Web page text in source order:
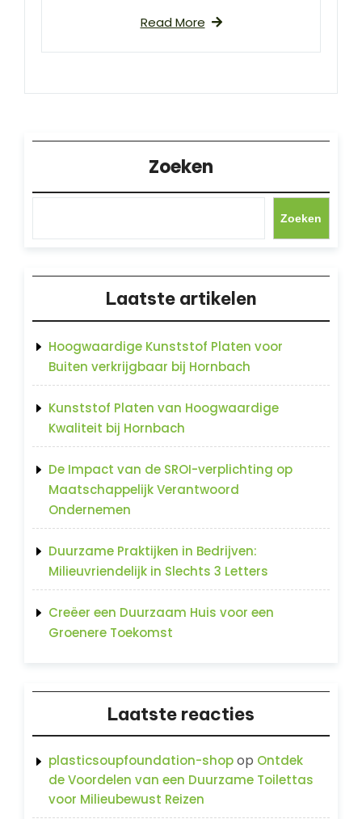
Read More
Zoeken
Zoeken
Laatste artikelen
Hoogwaardige Kunststof Platen voor
Buiten verkrijgbaar bij Hornbach
Kunststof Platen van Hoogwaardige
Kwaliteit bij Hornbach
De Impact van de SROI-verplichting op
Maatschappelijk Verantwoord
Ondernemen
Duurzame Praktijken in Bedrijven:
Milieuvriendelijk in Slechts 3 Letters
Creëer een Duurzaam Huis voor een
Groenere Toekomst
Laatste reacties
plasticsoupfoundation-shopop Ontdek
de Voordelen van een Duurzame Toilettas
voor Milieubewust Reizen